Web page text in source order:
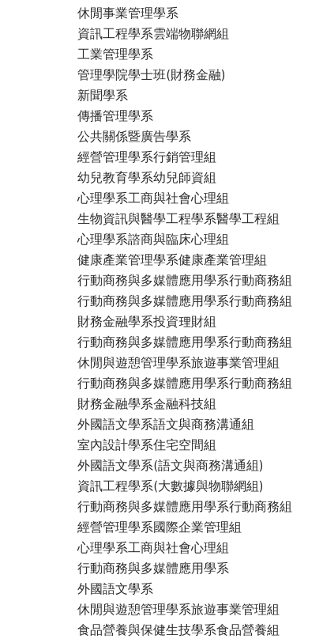
休閒事業管理學系
資訊工程學系雲端物聯網組
工業管理學系
管理學院學士班(財務金融)
新聞學系
傳播管理學系
公共關係暨廣告學系
經營管理學系行銷管理組
幼兒教育學系幼兒師資組
心理學系工商與社會心理組
生物資訊與醫學工程學系醫學工程組
心理學系諮商與臨床心理組
健康產業管理學系健康產業管理組
行動商務與多媒體應用學系行動商務組
行動商務與多媒體應用學系行動商務組
財務金融學系投資理財組
行動商務與多媒體應用學系行動商務組
休閒與遊憩管理學系旅遊事業管理組
行動商務與多媒體應用學系行動商務組
財務金融學系金融科技組
外國語文學系語文與商務溝通組
室內設計學系住宅空間組
外國語文學系(語文與商務溝通組)
資訊工程學系(大數據與物聯網組)
行動商務與多媒體應用學系行動商務組
經營管理學系國際企業管理組
心理學系工商與社會心理組
行動商務與多媒體應用學系
外國語文學系
休閒與遊憩管理學系旅遊事業管理組
食品營養與保健生技學系食品營養組